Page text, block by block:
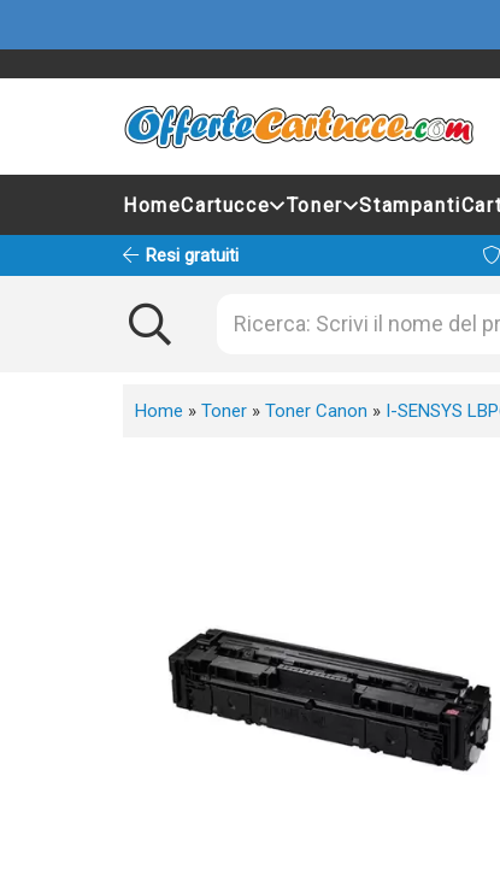
HomeCartucce Toner Stampanti
Resi gratuiti
Home » Toner » Toner Canon » I-SENSYS